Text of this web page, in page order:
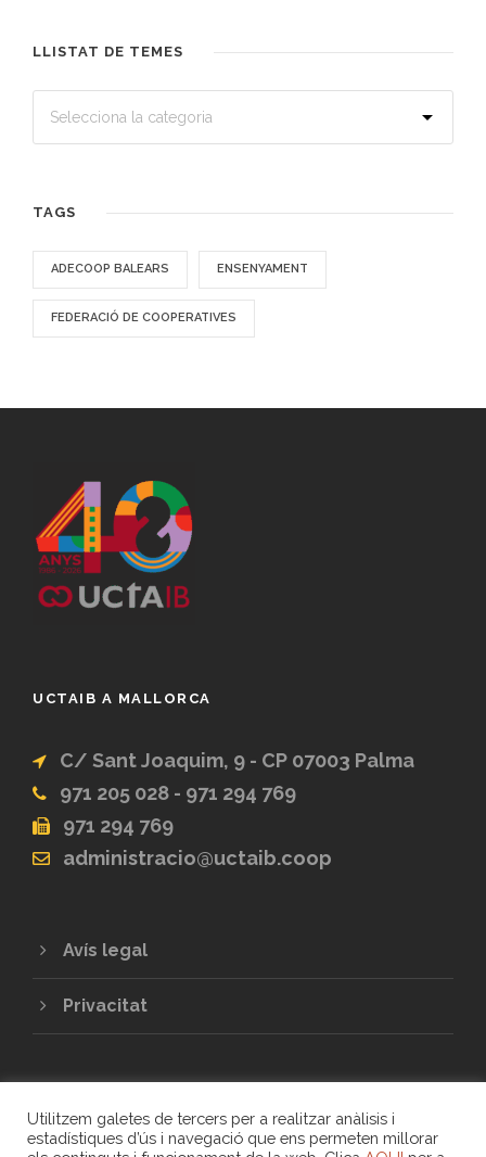
LLISTAT DE TEMES
TAGS
ADECOOP BALEARS ENSENYAMENT
FEDERACIÓ DE COOPERATIVES
UCTAIB A MALLORCA
C/ Sant Joaquim, 9 - CP 07003 Palma
971 205 028 - 971 294 769
971 294 769
administracio@uctaib.coop
Avís legal
Privacitat
Utilitzem galetes de tercers per a realitzar anàlisis i
estadístiques d’ús i navegació que ens permeten millorar